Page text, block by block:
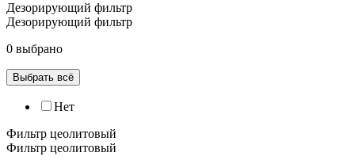
Дезорирующий фильтр
Дезорирующий фильтр
0 выбрано
Выбрать всё
Нет
Фильтр цеолитовый
Фильтр цеолитовый